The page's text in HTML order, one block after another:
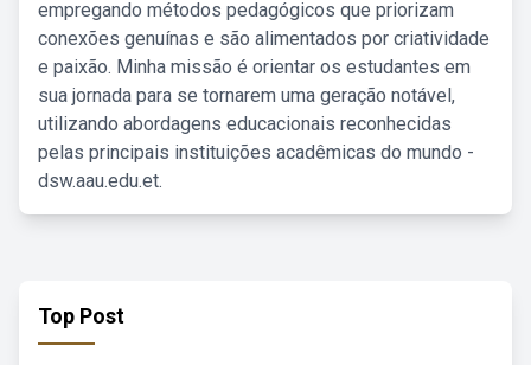
empregando métodos pedagógicos que priorizam
conexões genuínas e são alimentados por criatividade
e paixão. Minha missão é orientar os estudantes em
sua jornada para se tornarem uma geração notável,
utilizando abordagens educacionais reconhecidas
pelas principais instituições acadêmicas do mundo -
dsw.aau.edu.et.
Top Post